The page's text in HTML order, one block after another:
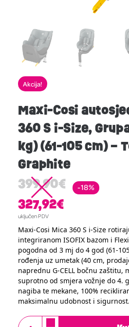
Akcija!
Maxi-Cosi
360 S i-Size,
kg) (61-105 cm) –
Graphite
399,90€
327,92€
uključen PDV
-18%
Maxi-Cosi Mica 360 S i-Size
integriranom ISOFIX bazom i
pogodna od 3 mj do 4 god (61-
rođenja uz umetak (40 cm,
naprednu G-CELL bočnu zaštitu,
suprotno od smjera vožnje do 4.
nagiba te mekane, 100%
maksimalnu udobnost i sigurnost.